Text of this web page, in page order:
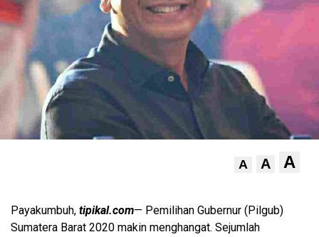
A A A
Payakumbuh, tipikal.com— Pemilihan Gubernur (Pilgub)
Sumatera Barat 2020 makin menghangat. Sejumlah